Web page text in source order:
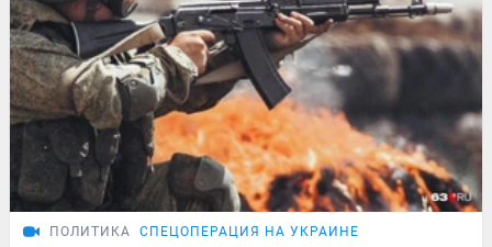
ПОЛИТИКА СПЕЦОПЕРАЦИЯ НА УКРАИНЕ